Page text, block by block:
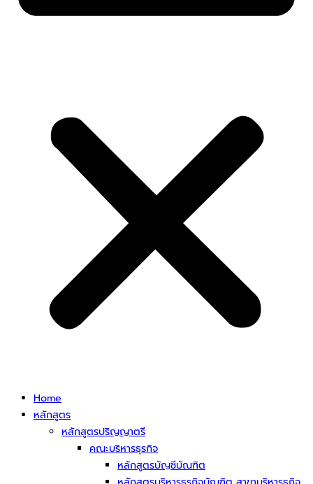
Home
หลักสูตร
หลักสูตรปริญญาตรี
คณะบริหารธุรกิจ
หลักสูตรบัญชีบัณฑิต